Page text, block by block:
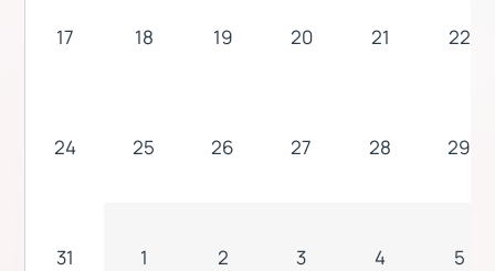
17 18 19 20 21 22
24 25 26 27 28 29
31 1 2 3 4 5